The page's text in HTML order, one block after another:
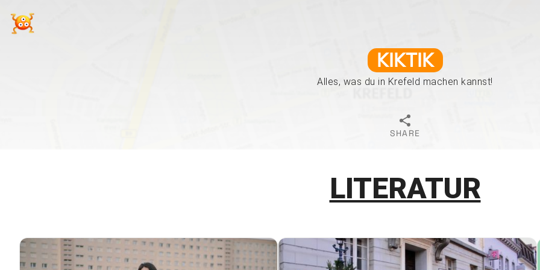
KIKTIK
Alles, was du in Krefeld machen kannst!
SHARE
LITERATUR